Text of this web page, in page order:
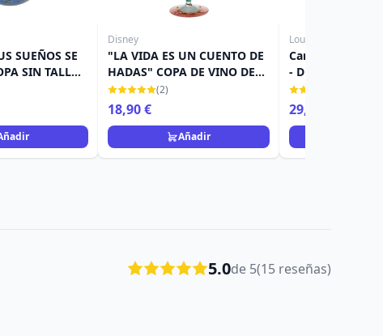
SUEÑOS SE
SIN TALLO
LOLITA
Disney
"LA VIDA ES UN CUENTO DE
HADAS" COPA DE VINO DE
BLANCA NIEVES - DISNEY
LOLITA
(2)
18,90 €
Añadir
Loungefly
Cartera de
- Disney
29,90 €
5.0de 5(15 reseñas)